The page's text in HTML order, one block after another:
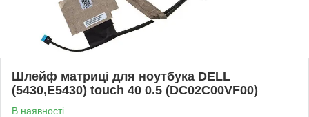
Шлейф матриці для ноутбука DELL
(5430,E5430) touch 40 0.5 (DC02C00VF00)
В наявності